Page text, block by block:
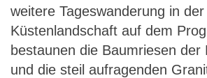
weitere Tageswanderung in der
Küstenlandschaft auf dem
bestaunen die Baumriesen der
und die steil aufragenden